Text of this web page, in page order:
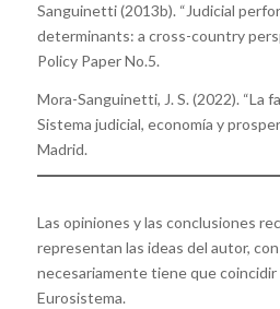
Sanguinetti (2013b). “Judicial
determinants: a cross-country
Policy Paper No.5.
Mora-Sanguinetti, J. S. (2022). “La
Sistema judicial, economía y
Madrid.
Las opiniones y las conclusiones
representan las ideas del autor,
necesariamente tiene que coincidir
Eurosistema.